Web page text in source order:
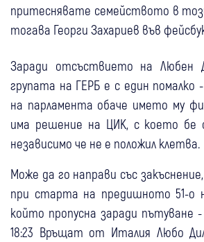
притеснявате семейството в
тогава Георги Захариев във
Заради отсъствието на Любен
групата на ГЕРБ е с един помалко
на парламента обаче името му
има решение на ЦИК, с което бе
независимо че не е положил клетва.
Може да го направи със
при старта на предишното 51-о
който пропусна заради пътуване -
18:23 Връщат от Италия Любо